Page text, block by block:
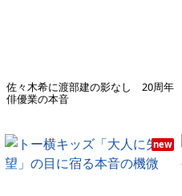
佐々木希に渡部建の影なし 20周年
俳優業の本音
new